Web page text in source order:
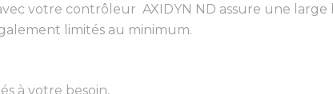
votre contrôleur AXIDYN ND assure une
limités au minimum.
à votre besoin,